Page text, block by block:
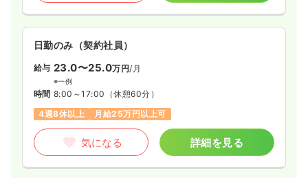
日勤のみ（契約社員）
給与 23.0〜25.0万円/月
※一例
時間 8:00～17:00 （休憩60分）
4週8休以上
月給25万円以上可
気になる 詳細を見る